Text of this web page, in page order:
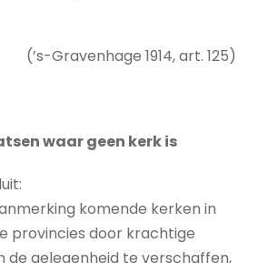
(’s-Gravenhage 1914, art. 125)
waar geen kerk is
komende kerken in
provincies door krachtige
de gelegenheid te verschaffen,